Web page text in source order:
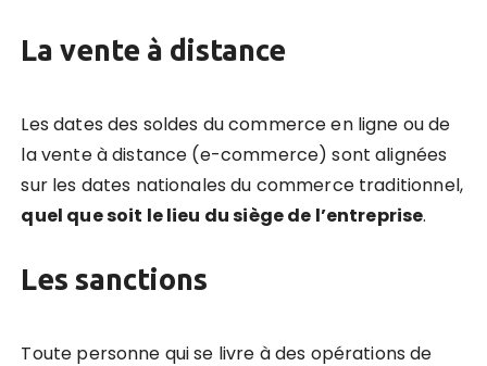
La vente à distance
Les dates des soldes du commerce en ligne ou de
la vente à distance (e-commerce) sont alignées
sur les dates nationales du commerce traditionnel,
quel que soit le lieu du siège de l’entreprise.
Les sanctions
Toute personne qui se livre à des opérations de